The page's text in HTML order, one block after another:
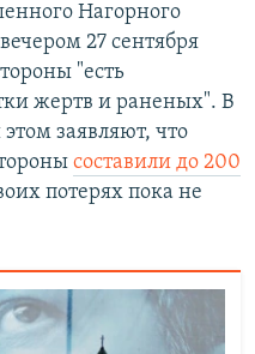
Нагорного
вечером 27 сентября
"есть
жертв и раненых". В
заявляют, что
составили до 200
потерях пока не